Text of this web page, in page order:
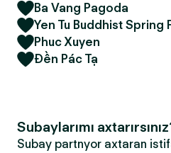
Ba Vang Pagoda
Yen Tu Buddhist Spring
Phuc Xuyen
Đền Pác Tạ
Subaylarımı
Subay partnyor axtaran